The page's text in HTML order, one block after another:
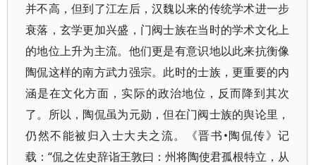
并不高，但到了江左后，汉魏以来的传统学术进一步
衰落，玄学更加兴盛，门阀士族在当时的学术文化上
的地位上升为主流。他们更是有意识地以此来抗衡像
陶侃这样的南方武力强宗。此时的士族，更重要的内
涵是在文化方面，实际的政治地位，反而降到其次
了。所以，陶侃虽为元勋，但在门阀士族的舆论里，
仍然不能被归入士大夫之流。《晋书•陶侃传》记
载：“侃之佐史辞诣王敦曰：州将陶使君孤根特立，从